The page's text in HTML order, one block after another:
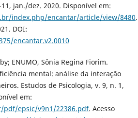
jan./dez. 2020. Disponível em:
index.php/encantar/article/view/8480.
DOI:
encantar.v2.0010
ENUMO, Sônia Regina Fiorim.
mental: análise da interação
Estudos de Psicologia, v. 9, n. 1,
em:
pdf/epsic/v9n1/22386.pdf. Acesso